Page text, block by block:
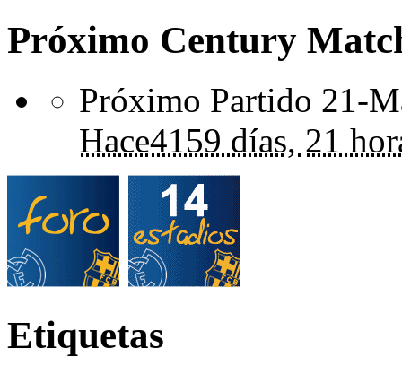
Próximo Century
Próximo Partido 21-
Hace4159 días, 21
Etiquetas